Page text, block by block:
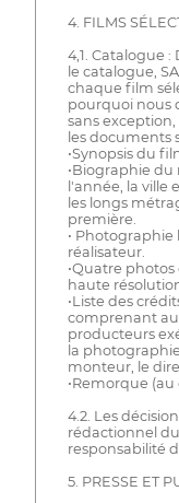
4. FILMS
4,1. Catalogue
le catalogue,
chaque film
pourquoi nous
sans
les documents
•Synopsis du
•Biographie
l'année, la ville
les longs
première.
•
réalisateur.
•Quatre
haute
•Liste des
comprenant au
producteurs
la
monteur, le
•Remorque
4.2. Les
rédactionnel
responsabilité
5. PRESSE ET